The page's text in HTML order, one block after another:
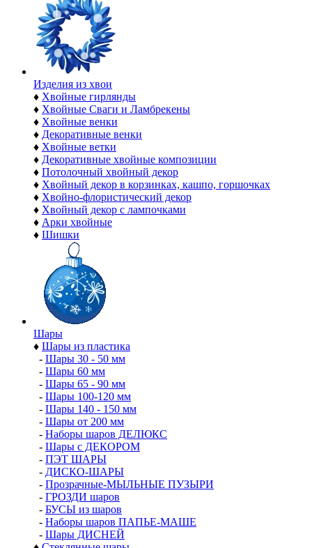
Изделия из хвои
♦ Хвойные гирлянды
♦ Хвойные Сваги и Ламбрекены
♦ Хвойные венки
♦ Декоративные венки
♦ Хвойные ветки
♦ Декоративные хвойные композиции
♦ Потолочный хвойный декор
♦ Хвойный декор в корзинках, кашпо, горшочках
♦ Хвойно-флористический декор
♦ Хвойный декор с лампочками
♦ Арки хвойные
♦ Шишки
Шары
♦ Шары из пластика
- Шары 30 - 50 мм
- Шары 60 мм
- Шары 65 - 90 мм
- Шары 100-120 мм
- Шары 140 - 150 мм
- Шары от 200 мм
- Наборы шаров ДЕЛЮКС
- Шары с ДЕКОРОМ
- ПЭТ ШАРЫ
- ДИСКО-ШАРЫ
- Прозрачные-МЫЛЬНЫЕ ПУЗЫРИ
- ГРОЗДИ шаров
- БУСЫ из шаров
- Наборы шаров ПАПЬЕ-МАШЕ
- Шары ДИСНЕЙ